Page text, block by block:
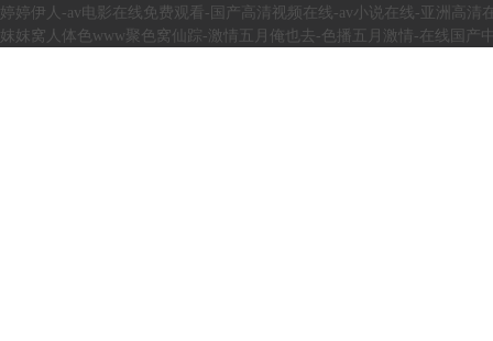
婷婷伊人-av电影在线免费观看-国产高清视频在线-av小说在线-亚洲高
妺妺窝人体色www聚色窝仙踪-激情五月俺也去-色播五月激情-在线国产